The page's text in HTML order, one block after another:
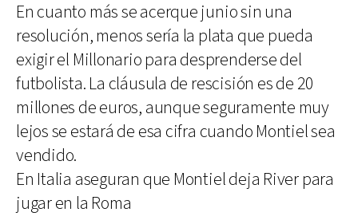
En cuanto más se acerque junio sin una
resolución, menos sería la plata que pueda
exigir el Millonario para desprenderse del
futbolista. La cláusula de rescisión es de 20
millones de euros, aunque seguramente muy
lejos se estará de esa cifra cuando Montiel sea
vendido.
En Italia aseguran que Montiel deja River para
jugar en la Roma